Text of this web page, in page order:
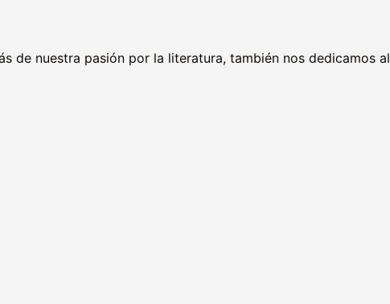
de nuestra pasión por la literatura, también nos dedicamos al